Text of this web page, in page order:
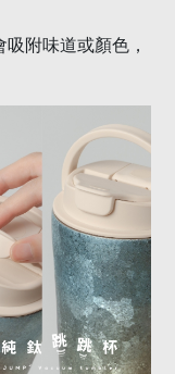
附味道或顏色，